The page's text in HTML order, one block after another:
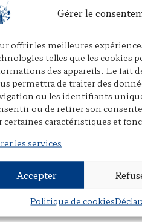
Gérer le
offrir les meilleures
telles que les cookies
des appareils. Le fait
permettra de traiter des
ou les identifiants
ou de retirer son
certaines caractéristiques et
les services
Accepter
Politique de cookies